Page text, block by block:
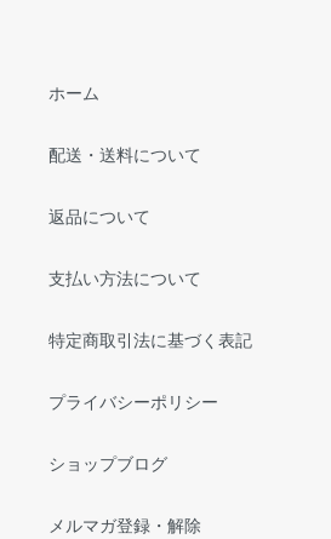
ホーム
配送・送料について
返品について
支払い方法について
特定商取引法に基づく表記
プライバシーポリシー
ショップブログ
メルマガ登録・解除